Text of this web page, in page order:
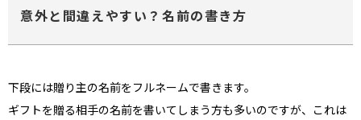
意外と間違えやすい？名前の書き方
下段には贈り主の名前をフルネームで書きます。
ギフトを贈る相手の名前を書いてしまう方も多いのですが、これは